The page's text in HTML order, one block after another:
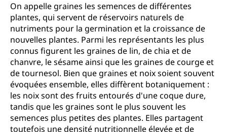
On appelle graines les semences de différentes
plantes, qui servent de réservoirs naturels de
nutriments pour la germination et la croissance de
nouvelles plantes. Parmi les représentants les plus
connus figurent les graines de lin, de chia et de
chanvre, le sésame ainsi que les graines de courge et
de tournesol. Bien que graines et noix soient souvent
évoquées ensemble, elles diffèrent botaniquement :
les noix sont des fruits entourés d'une coque dure,
tandis que les graines sont le plus souvent les
semences plus petites des plantes. Elles partagent
toutefois une densité nutritionnelle élevée et de